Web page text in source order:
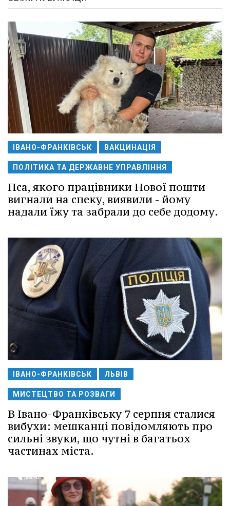
ІВАНО-ФРАНКІВСЬК ВАКЦИНАЦІЯ
ПОЛІТИКА ТА ДЕРЖАВНЕ УПРАВЛІННЯ
Пса, якого працівники Нової пошти
вигнали на спеку, виявили - йому
надали їжу та забрали до себе додому.
ІВАНО-ФРАНКІВСЬК ЛЬВІВ
МИСТЕЦТВО ТА РОЗВАГИ
В Івано-Франківську 7 серпня сталися
вибухи: мешканці повідомляють про
сильні звуки, що чутні в багатьох
частинах міста.